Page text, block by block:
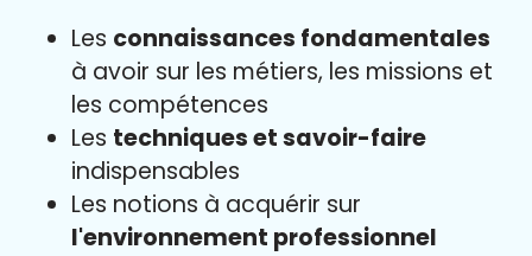
Les connaissances fondamentales
à avoir sur les métiers, les missions et
les compétences
Les techniques et savoir-faire
indispensables
Les notions à acquérir sur
l'environnement professionnel